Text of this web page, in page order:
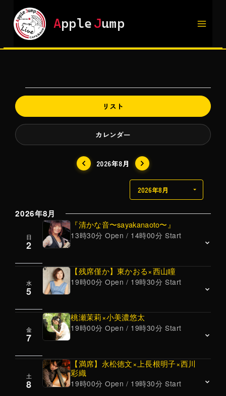
Apple Jump
イ
ベ
ン
リスト
カレンダー
2026年8月
2026年8月
日
2
『清かな音〜sayakanaoto〜』
13時30分 Open / 14時00分 Start
JAZZ<Standard /Original>
13時半オープン、14時スタート 16時半終演予
定
【岸淑香Trio】などリーダーユニットほか、ジ
ャンルの垣根を超えたフィールドで活動するピ
アニストと、実力派のジャズギタリストのDUO
ライブ。
水
5
【残席僅か】東かおる×西山瞳
19時00分 Open / 19時30分 Start
東かおる(vocal) 西山瞳(piano)
19時半スタート 60分2ステージ、22時終演予定
※1部、2部との入れ替えはありません。
———————————————————
金
7
桃瀬茉莉×小美濃悠太
19時00分 Open / 19時30分 Start
桃瀬茉莉(pf) 小美濃悠太(bass)
土
8
【満席】永松徳文×上長根明子×西川
彩織
19時00分 Open / 19時30分 Start